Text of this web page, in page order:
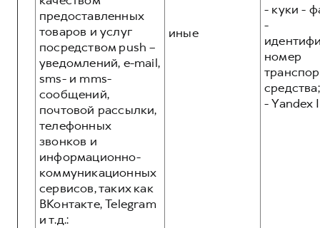
предоставленных
товаров и услуг
посредством push –
уведомлений, e-mail,
sms- и mms-
сообщений,
почтовой рассылки,
телефонных
звонков и
информационно-
коммуникационных
сервисов, таких как
ВКонтакте, Telegram
и т.д.:
иные
- куки -
-
номер
средства;
- Yandex